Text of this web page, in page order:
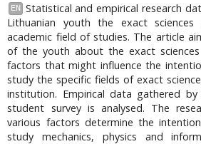
EN
Statistical and empirical research
Lithuanian youth the exact
academic field of studies. The article
of the youth about the exact
factors that might influence the
study the specific fields of exact
institution. Empirical data gathered
student survey is analysed. The
various factors determine the
study mechanics, physics and